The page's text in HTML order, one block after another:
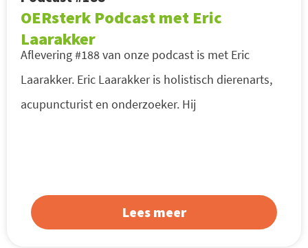
OERsterk Podcast met Eric
Laarakker
Aflevering #188 van onze podcast is met Eric
Laarakker. Eric Laarakker is holistisch dierenarts,
acupuncturist en onderzoeker. Hij
Lees meer